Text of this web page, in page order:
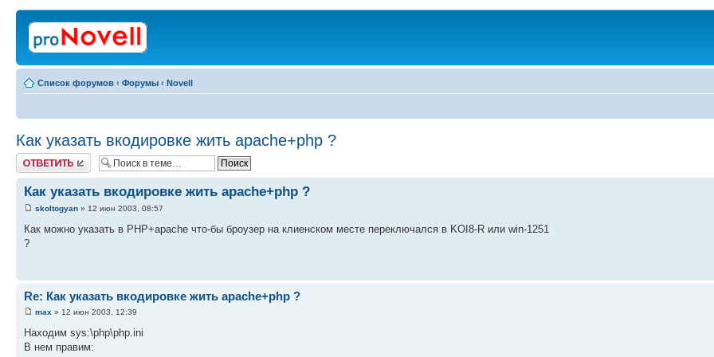
Список форумов ‹ Форумы ‹ Novell
Как указать вкодировке жить apache+php ?
Ответить
Как указать вкодировке жить apache+php ?
skoltogyan » 12 июн 2003, 08:57
Как можно указать в PHP+apache что-бы броузер на клиенском месте переключался в KOI8-R или win-1251
?
Re: Как указать вкодировке жить apache+php ?
max » 12 июн 2003, 12:39
Находим sys:\php\php.ini
В нем правим: